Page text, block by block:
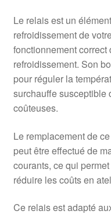
Le relais est un
refroidissement de
fonctionnement
refroidissement. Son
pour réguler la
surchauffe susceptible
coûteuses.
Le remplacement de
peut être effectué de
courants, ce qui
réduire les coûts en
Ce relais est adapté